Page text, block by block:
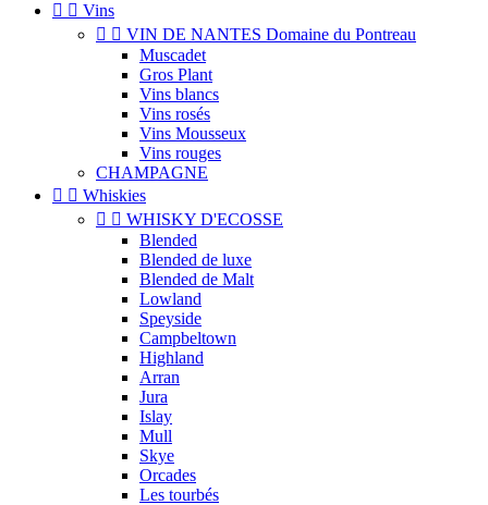
  Vins
  VIN DE NANTES Domaine du Pontreau
Muscadet
Gros Plant
Vins blancs
Vins rosés
Vins Mousseux
Vins rouges
CHAMPAGNE
  Whiskies
  WHISKY D'ECOSSE
Blended
Blended de luxe
Blended de Malt
Lowland
Speyside
Campbeltown
Highland
Arran
Jura
Islay
Mull
Skye
Orcades
Les tourbés